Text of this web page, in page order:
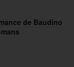
de Baudino